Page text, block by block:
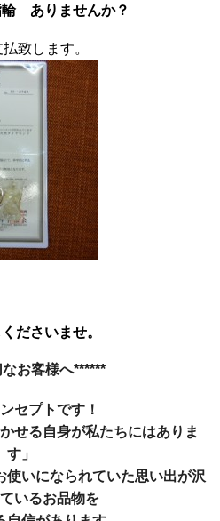
輪 ありませんか？
致します。
ださいませ。
お客様へ******
セプトです！
せる自身が私たちにはありま
す」
使いになられていた思い出が沢
いるお品物を